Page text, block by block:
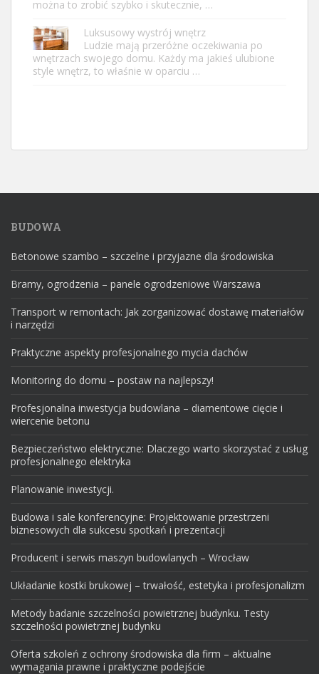
można to zrobić szybko i skutecznie, …
Luksusowy wystrój wnętrz
Ludzie mają przeróżne oczekiwania po
wnętrzach swojego domu. Każdy ma jakieś ulubione
style wnętrz, to właśnie w oparciu …
BUDOWA
Betonowe szambo – szczelne i przyjazne dla środowiska
Bramy, ogrodzenia – panele ogrodzeniowe Warszawa
Transport w remontach: Jak zorganizować dostawę materiałów
i narzędzi
Praktyczne aspekty profesjonalnego mycia dachów
Monitoring do domu – postaw na najlepszy!
Profesjonalna inwestycja budowlana – diamentowe cięcie i
wiercenie betonu
Bezpieczeństwo elektryczne: Dlaczego warto skorzystać z usług
profesjonalnego elektryka
Planowanie inwestycji.
Budowa i sale konferencyjne: Projektowanie przestrzeni
biznesowych dla sukcesu spotkań i prezentacji
Producent i serwis maszyn budowlanych – Wrocław
Układanie kostki brukowej – trwałość, estetyka i profesjonalizm
Metody badanie szczelności powietrznej budynku. Testy
szczelności powietrznej budynku
Oferta szkoleń z ochrony środowiska dla firm – aktualne
wymagania prawne i praktyczne podejście